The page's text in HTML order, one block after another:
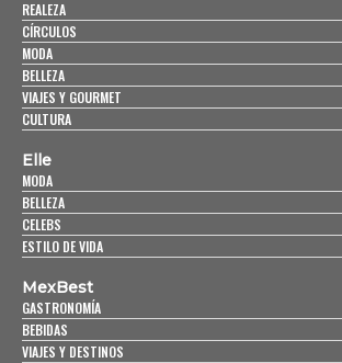
REALEZA
CÍRCULOS
MODA
BELLEZA
VIAJES Y GOURMET
CULTURA
Elle
MODA
BELLEZA
CELEBS
ESTILO DE VIDA
MexBest
GASTRONOMÍA
BEBIDAS
VIAJES Y DESTINOS